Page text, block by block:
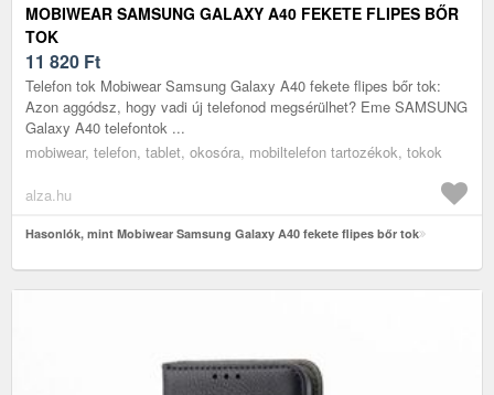
MOBIWEAR SAMSUNG GALAXY A40 FEKETE FLIPES BŐR
TOK
11 820 Ft
Telefon tok Mobiwear Samsung Galaxy A40 fekete flipes bőr tok:
Azon aggódsz, hogy vadi új telefonod megsérülhet? Eme SAMSUNG
Galaxy A40 telefontok ...
mobiwear, telefon, tablet, okosóra, mobiltelefon tartozékok, tokok
alza.hu
Hasonlók, mint Mobiwear Samsung Galaxy A40 fekete flipes bőr tok